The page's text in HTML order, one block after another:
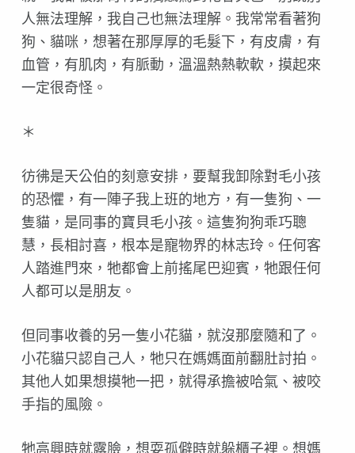
人無法理解，我自己也無法理解。我常常看著狗
狗、貓咪，想著在那厚厚的毛髮下，有皮膚，有
血管，有肌肉，有脈動，溫溫熱熱軟軟，摸起來
一定很奇怪。
＊
彷彿是天公伯的刻意安排，要幫我卸除對毛小孩
的恐懼，有一陣子我上班的地方，有一隻狗、一
隻貓，是同事的寶貝毛小孩。這隻狗狗乖巧聰
慧，長相討喜，根本是寵物界的林志玲。任何客
人踏進門來，牠都會上前搖尾巴迎賓，牠跟任何
人都可以是朋友。
但同事收養的另一隻小花貓，就沒那麼隨和了。
小花貓只認自己人，牠只在媽媽面前翻肚討拍。
其他人如果想摸牠一把，就得承擔被哈氣、被咬
手指的風險。
牠高興時就露臉，想耍孤僻時就躲櫃子裡。想媽